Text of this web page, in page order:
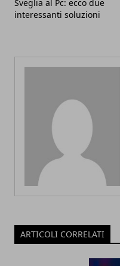
Sveglia al Pc: ecco due
interessanti soluzioni
ARTICOLI CORRELATI